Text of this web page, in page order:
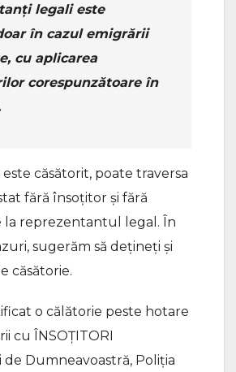
legali este
în cazul emigrării
cu aplicarea
corespunzătoare în
căsătorit, poate traversa
fără însoţitor şi fără
la reprezentantul legal. În
sugerăm să deţineţi şi
căsătorie.
o călătorie peste hotare
cu ÎNSOŢITORI
Dumneavoastră, Poliţia